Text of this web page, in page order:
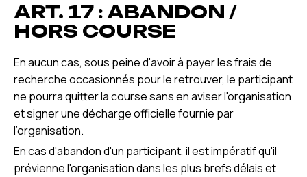
ART. 17 : ABANDON /
HORS COURSE
En aucun cas, sous peine d'avoir à payer les frais de
recherche occasionnés pour le retrouver, le participant
ne pourra quitter la course sans en aviser l'organisation
et signer une décharge officielle fournie par
l’organisation.
En cas d'abandon d'un participant, il est impératif qu'il
prévienne l'organisation dans les plus brefs délais et